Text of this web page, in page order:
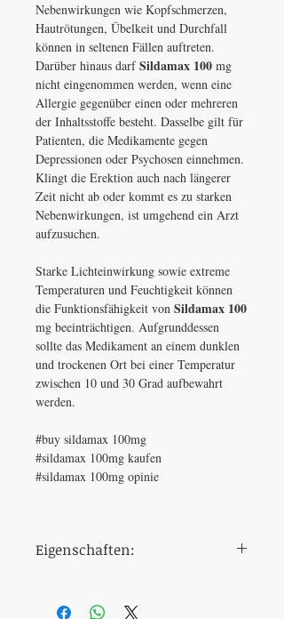
Nebenwirkungen wie Kopfschmerzen,
Hautrötungen, Übelkeit und Durchfall
können in seltenen Fällen auftreten.
Darüber hinaus darfSildamax 100 mg
nicht eingenommen werden, wenn eine
Allergie gegenüber einen oder mehreren
der Inhaltsstoffe besteht. Dasselbe gilt für
Patienten, die Medikamente gegen
Depressionen oder Psychosen einnehmen.
Klingt die Erektion auch nach längerer
Zeit nicht ab oder kommt es zu starken
Nebenwirkungen, ist umgehend ein Arzt
aufzusuchen.
Starke Lichteinwirkung sowie extreme
Temperaturen und Feuchtigkeit können
die Funktionsfähigkeit von Sildamax 100
mg beeinträchtigen. Aufgrunddessen
sollte das Medikament an einem dunklen
und trockenen Ort bei einer Temperatur
zwischen 10 und 30 Grad aufbewahrt
werden.
#buy sildamax 100mg
#sildamax 100mg kaufen
#sildamax 100mg opinie
Eigenschaften: